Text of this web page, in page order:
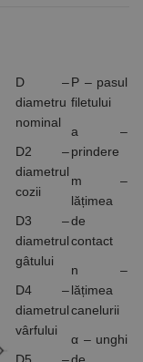
D –
diametru
nominal
D2 –
diametrul
cozii
D3 –
diametrul
gâtului
D4 –
diametrul
vârfului
P – pasul
filetului
a –
prindere
m –
lățimea
de
contact
n –
lățimea
canelurii
α – unghi